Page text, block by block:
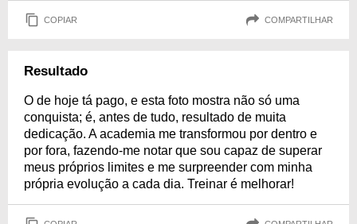
COPIAR COMPARTILHAR
Resultado
O de hoje tá pago, e esta foto mostra não só uma
conquista; é, antes de tudo, resultado de muita
dedicação. A academia me transformou por dentro e
por fora, fazendo-me notar que sou capaz de superar
meus próprios limites e me surpreender com minha
própria evolução a cada dia. Treinar é melhorar!